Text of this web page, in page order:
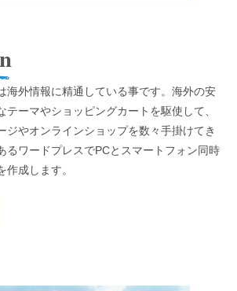
海外情報に精通している事です。海外の安
テーマやショッピングカートを駆使して、
ジやオンラインショップを数々手掛けてき
るワードプレスでPCとスマートフォン同時
成します。